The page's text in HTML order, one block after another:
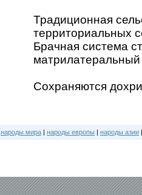
Традиционная
территориальных
Брачная система
матрилатеральный
Сохраняются
народы мира | народы европы | народы азии